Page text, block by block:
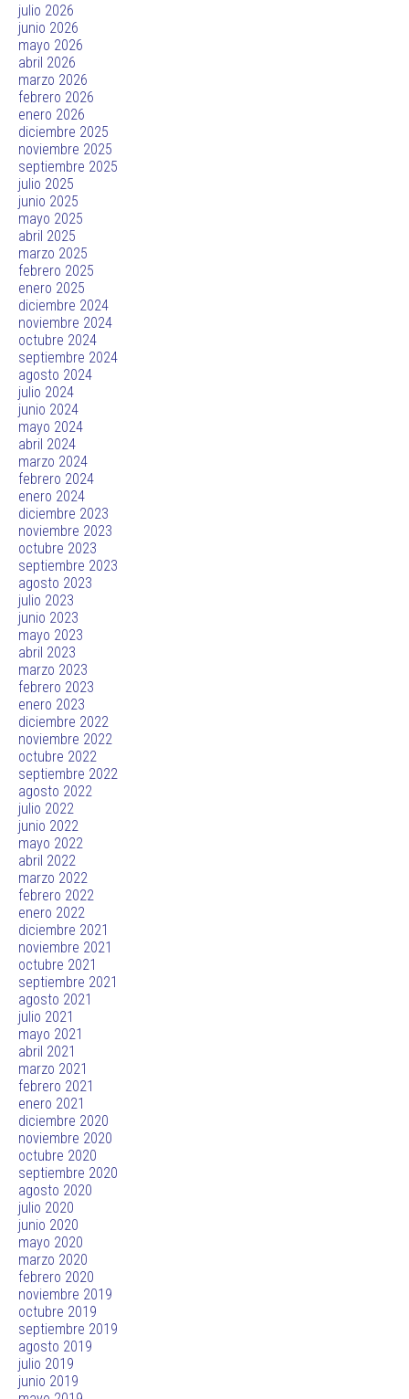
julio 2026
junio 2026
mayo 2026
abril 2026
marzo 2026
febrero 2026
enero 2026
diciembre 2025
noviembre 2025
septiembre 2025
julio 2025
junio 2025
mayo 2025
abril 2025
marzo 2025
febrero 2025
enero 2025
diciembre 2024
noviembre 2024
octubre 2024
septiembre 2024
agosto 2024
julio 2024
junio 2024
mayo 2024
abril 2024
marzo 2024
febrero 2024
enero 2024
diciembre 2023
noviembre 2023
octubre 2023
septiembre 2023
agosto 2023
julio 2023
junio 2023
mayo 2023
abril 2023
marzo 2023
febrero 2023
enero 2023
diciembre 2022
noviembre 2022
octubre 2022
septiembre 2022
agosto 2022
julio 2022
junio 2022
mayo 2022
abril 2022
marzo 2022
febrero 2022
enero 2022
diciembre 2021
noviembre 2021
octubre 2021
septiembre 2021
agosto 2021
julio 2021
mayo 2021
abril 2021
marzo 2021
febrero 2021
enero 2021
diciembre 2020
noviembre 2020
octubre 2020
septiembre 2020
agosto 2020
julio 2020
junio 2020
mayo 2020
marzo 2020
febrero 2020
noviembre 2019
octubre 2019
septiembre 2019
agosto 2019
julio 2019
junio 2019